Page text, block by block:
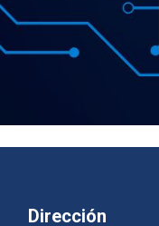
Dirección